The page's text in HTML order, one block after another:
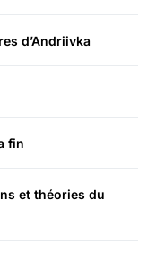
d’Andriivka
fin
et théories du